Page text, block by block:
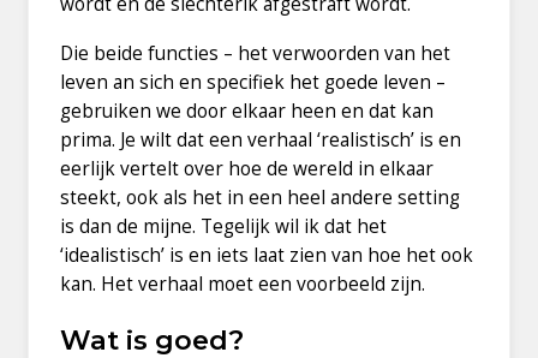
Die beide functies – het verwoorden van het
leven an sich en specifiek het goede leven –
gebruiken we door elkaar heen en dat kan
prima. Je wilt dat een verhaal ‘realistisch’ is en
eerlijk vertelt over hoe de wereld in elkaar
steekt, ook als het in een heel andere setting
is dan de mijne. Tegelijk wil ik dat het
‘idealistisch’ is en iets laat zien van hoe het ook
kan. Het verhaal moet een voorbeeld zijn.
Wat is goed?